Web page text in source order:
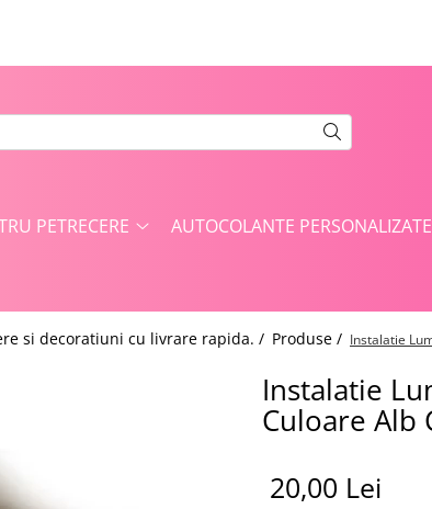
PETRECERE AUTOCOLANTE PERSONALIZATE
si decoratiuni cu livrare rapida. / Produse / Instalatie
Instalatie
Culoare Alb
20,00 Lei